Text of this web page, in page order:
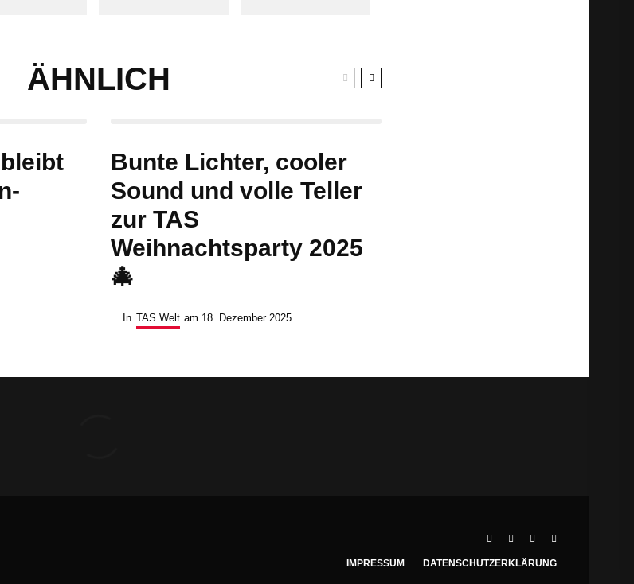
ÄHNLICH
Bunte Lichter, cooler
Sound und volle Teller
zur TAS
Weihnachtsparty 2025
🎄
In TAS Welt am 18. Dezember 2025
IMPRESSUM DATENSCHUTZERKLÄRUNG